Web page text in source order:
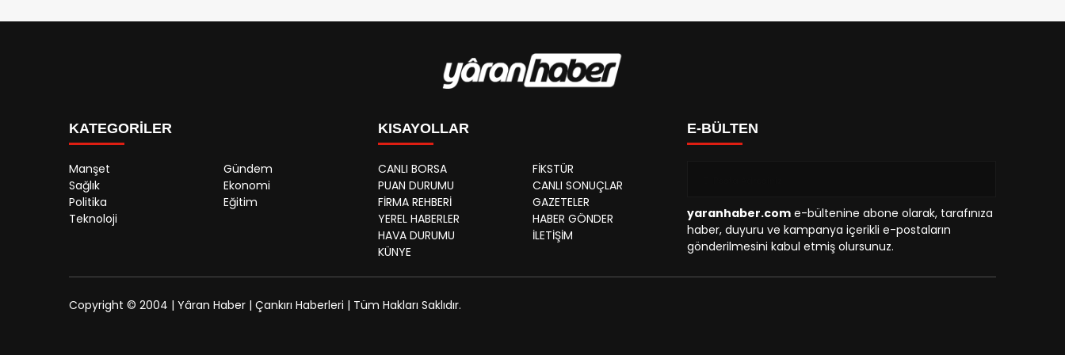
yönünde 7.06 KM/S hızında, nem oranı 23% civarında, bulut oranının da 0% olması bekleniyor.
KATEGORİLER
Manşet
Gündem
Sağlık
Ekonomi
Politika
Eğitim
Teknoloji
KISAYOLLAR
CANLI BORSA
FİKSTÜR
PUAN DURUMU
CANLI SONUÇLAR
FİRMA REHBERİ
GAZETELER
YEREL HABERLER
HABER GÖNDER
HAVA DURUMU
İLETİŞİM
KÜNYE
E-BÜLTEN
yaranhaber.com e-bültenine abone olarak, tarafınıza
haber, duyuru ve kampanya içerikli e-postaların
gönderilmesini kabul etmiş olursunuz.
Copyright © 2004 | Yâran Haber | Çankırı Haberleri | Tüm Hakları Saklıdır.